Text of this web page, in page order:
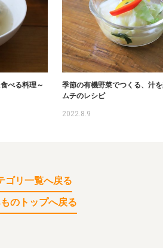
べる料理～
季節の有機野菜でつくる、汁
ムチのレシピ
2022.8.9
ゴリ一覧へ戻る
のトップへ戻る